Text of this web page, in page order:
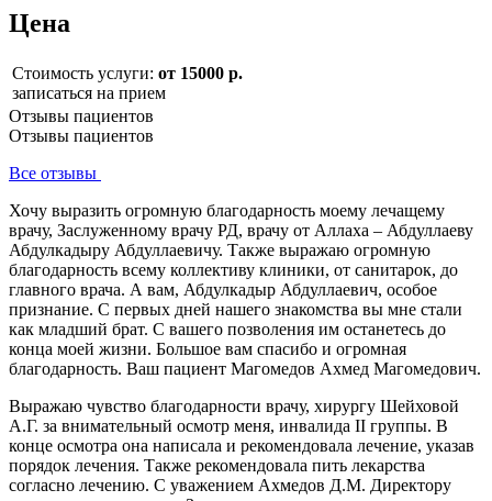
Цена
Стоимость услуги: от 15000 р.
записаться на прием
Отзывы пациентов
Отзывы пациентов
Все отзывы
Хочу выразить огромную благодарность моему лечащему
врачу, Заслуженному врачу РД, врачу от Аллаха – Абдуллаеву
Абдулкадыру Абдуллаевичу. Также выражаю огромную
благодарность всему коллективу клиники, от санитарок, до
главного врача. А вам, Абдулкадыр Абдуллаевич, особое
признание. С первых дней нашего знакомства вы мне стали
как младший брат. С вашего позволения им останетесь до
конца моей жизни. Большое вам спасибо и огромная
благодарность. Ваш пациент Магомедов Ахмед Магомедович.
Выражаю чувство благодарности врачу, хирургу Шейховой
А.Г. за внимательный осмотр меня, инвалида II группы. В
конце осмотра она написала и рекомендовала лечение, указав
порядок лечения. Также рекомендовала пить лекарства
согласно лечению. С уважением Ахмедов Д.М. Директору